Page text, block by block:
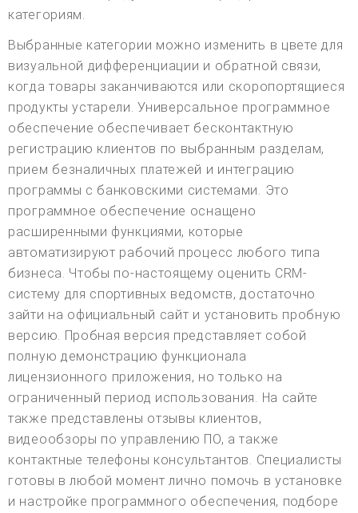
категориям.
Выбранные категории можно изменить в цвете для
визуальной дифференциации и обратной связи,
когда товары заканчиваются или скоропортящиеся
продукты устарели. Универсальное программное
обеспечение обеспечивает бесконтактную
регистрацию клиентов по выбранным разделам,
прием безналичных платежей и интеграцию
программы с банковскими системами. Это
программное обеспечение оснащено
расширенными функциями, которые
автоматизируют рабочий процесс любого типа
бизнеса. Чтобы по-настоящему оценить CRM-
систему для спортивных ведомств, достаточно
зайти на официальный сайт и установить пробную
версию. Пробная версия представляет собой
полную демонстрацию функционала
лицензионного приложения, но только на
ограниченный период использования. На сайте
также представлены отзывы клиентов,
видеообзоры по управлению ПО, а также
контактные телефоны консультантов. Специалисты
готовы в любой момент лично помочь в установке
и настройке программного обеспечения, подборе